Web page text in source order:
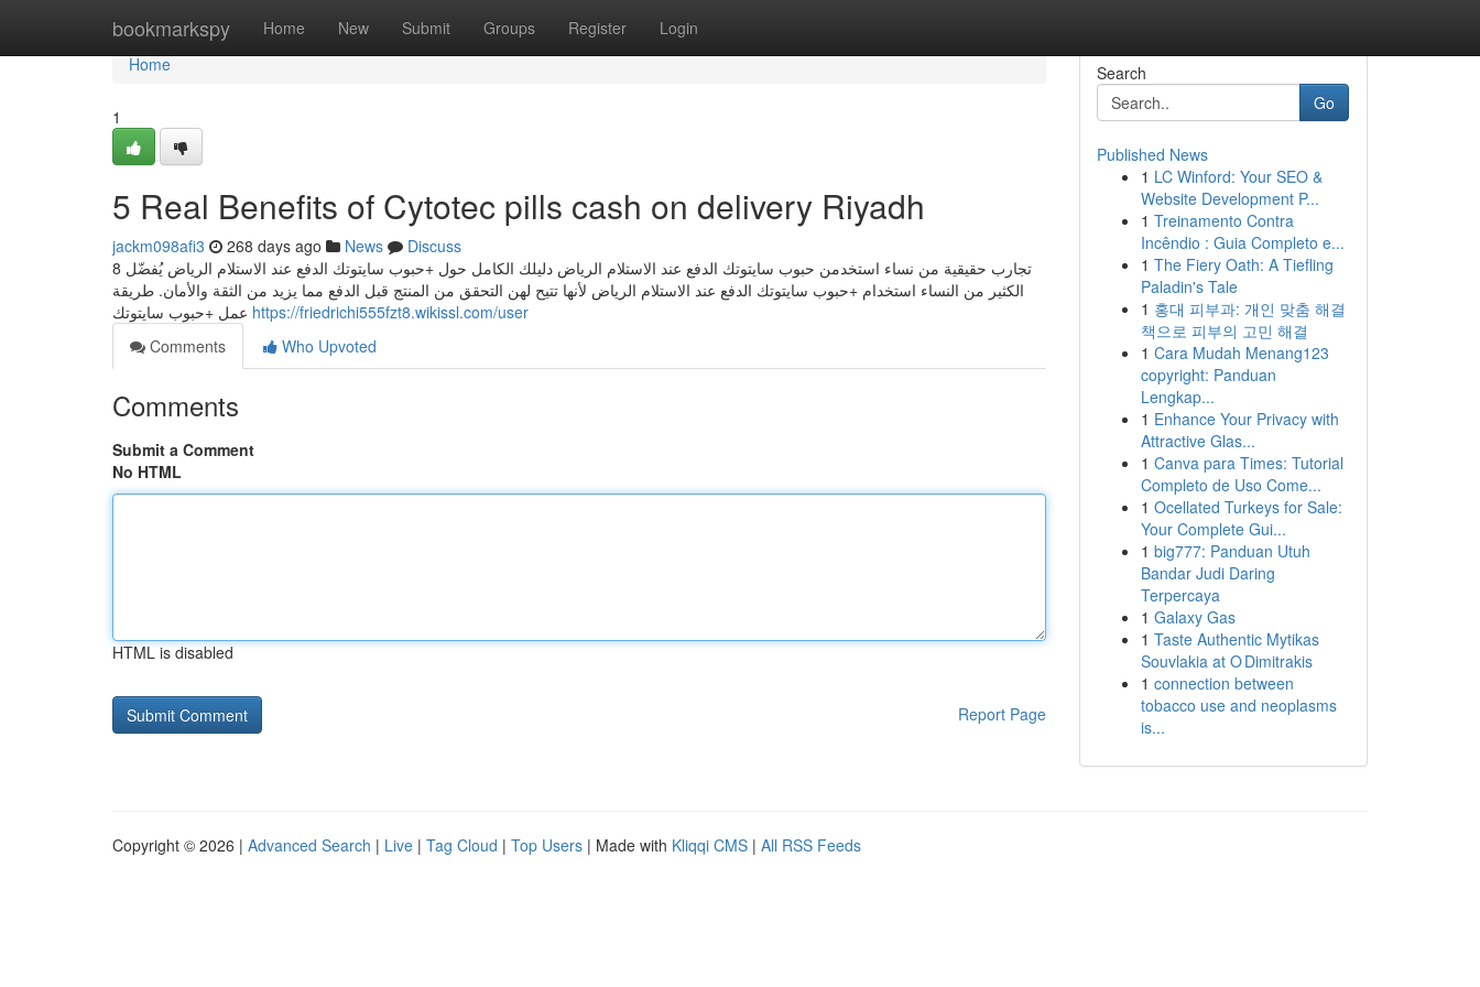
bookmarkspy Home New Submit Groups Register Login
Home
Home
1
5 Real Benefits of Cytotec pills cash on delivery Riyadh
jackm098afi3 268 days ago News
Discuss
8 تجارب حقيقية من نساء استخدمن حبوب سايتوتك الدفع عند الاستلام الرياض دليلك الكامل حول +حبوب سايتوتك الدفع عند الاستلام الرياض يُفضّل
الكثير من النساء استخدام +حبوب سايتوتك الدفع عند الاستلام الرياض لأنها تتيح لهن التحقق من المنتج قبل الدفع مما يزيد من الثقة والأمان. طريقة
https://friedrichi555fzt8.wikissl.com/user
Comments
Who Upvoted
Comments
Submit a Comment
No HTML
HTML is disabled
Report Page
Search
Go
Published News
1 LC Winford: Your SEO &
Website Development P...
1 Treinamento Contra
Incêndio : Guia Completo e...
1 The Fiery Oath: A Tiefling
Paladin's Tale
1 홍대 피부과: 개인 맞춤 해결
책으로 피부의 고민 해결
1 Cara Mudah Menang123
copyright: Panduan
Lengkap...
1 Enhance Your Privacy with
Attractive Glas...
1 Canva para Times: Tutorial
Completo de Uso Come...
1 Ocellated Turkeys for Sale:
Your Complete Gui...
1 big777: Panduan Utuh
Bandar Judi Daring
Terpercaya
1 Galaxy Gas
1 Taste Authentic Mytikas
Souvlakia at O Dimitrakis
1 connection between
tobacco use and neoplasms
is...
Copyright © 2026 | Advanced Search | Live | Tag Cloud | Top Users | Made with Kliqqi CMS | All RSS Feeds